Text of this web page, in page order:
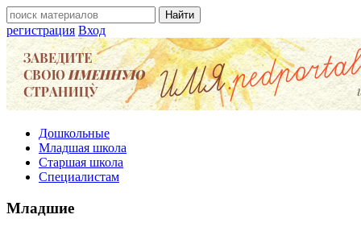
регистрация Вход
Дошкольные
Младшая школа
Старшая школа
Специалистам
Младшие